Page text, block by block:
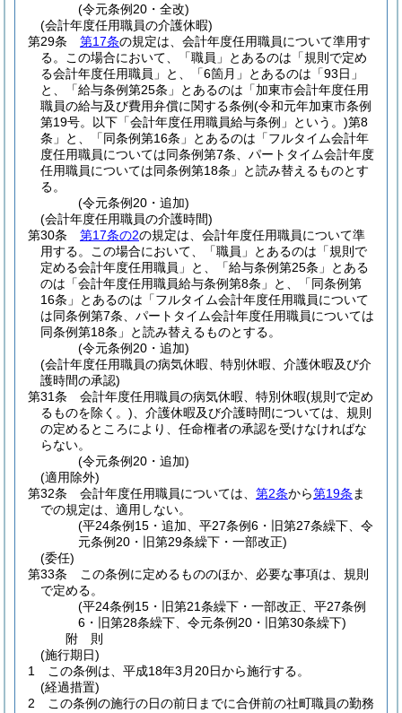
(令元条例20・全改)
(会計年度任用職員の介護休暇)
第29条
第17条の規定は、会計年度任用職員について準用す
る。
この場合において、「職員」とあるのは「規則で定め
る会計年度任用職員」と、「6箇月」とあるのは「93日」
と、「給与条例第25条」とあるのは「加東市会計年度任用
職員の給与及び費用弁償に関する条例(令和元年加東市条例
第19号。以下「会計年度任用職員給与条例」という。)第8
条」と、「同条例第16条」とあるのは「フルタイム会計年
度任用職員については同条例第7条、パートタイム会計年度
任用職員については同条例第18条」と読み替えるものとす
る。
(令元条例20・追加)
(会計年度任用職員の介護時間)
第30条
第17条の2の規定は、会計年度任用職員について準
用する。
この場合において、「職員」とあるのは「規則で
定める会計年度任用職員」と、「給与条例第25条」とある
のは「会計年度任用職員給与条例第8条」と、「同条例第
16条」とあるのは「フルタイム会計年度任用職員について
は同条例第7条、パートタイム会計年度任用職員については
同条例第18条」と読み替えるものとする。
(令元条例20・追加)
(会計年度任用職員の病気休暇、特別休暇、介護休暇及び介
護時間の承認)
第31条
会計年度任用職員の病気休暇、特別休暇(規則で定め
るものを除く。) 、介護休暇及び介護時間については、規則
の定めるところにより、任命権者の承認を受けなければな
らない。
(令元条例20・追加)
(適用除外)
第32条
会計年度任用職員については、 第2条から第19条 ま
での規定は、適用しない。
(平24条例15・追加、平27条例6・旧第27条繰下、令
元条例20・旧第29条繰下・一部改正)
(委任)
第33条
この条例に定めるもののほか、必要な事項は、規則
で定める。
(平24条例15・旧第21条繰下・一部改正、平27条例
6・旧第28条繰下、令元条例20・旧第30条繰下)
附 則
(施行期日)
1
この条例は、平成18年3月20日から施行する。
(経過措置)
2
この条例の施行の日の前日までに合併前の社町職員の勤務